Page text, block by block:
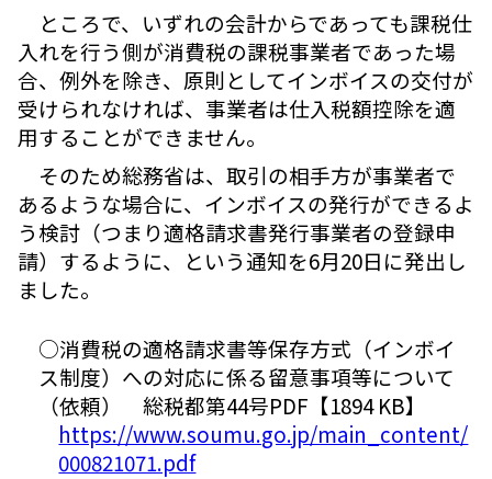
ところで、いずれの会計からであっても課税仕
入れを行う側が消費税の課税事業者であった場
合、例外を除き、原則としてインボイスの交付が
受けられなければ、事業者は仕入税額控除を適
用することができません。
そのため総務省は、取引の相手方が事業者で
あるような場合に、インボイスの発行ができるよ
う検討（つまり適格請求書発行事業者の登録申
請）するように、という通知を6月20日に発出し
ました。
○消費税の適格請求書等保存方式（インボイ
ス制度）への対応に係る留意事項等について
（依頼） 総税都第44号PDF【1894 KB】
https://www.soumu.go.jp/main_content/
000821071.pdf